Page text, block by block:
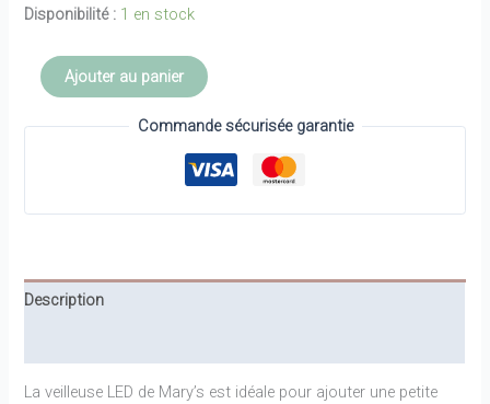
Disponibilité : 1 en stock
quantitéAjouter au panier
Commande sécurisée garantie
Description
La veilleuse LED de Mary’s est idéale pour ajouter une petite